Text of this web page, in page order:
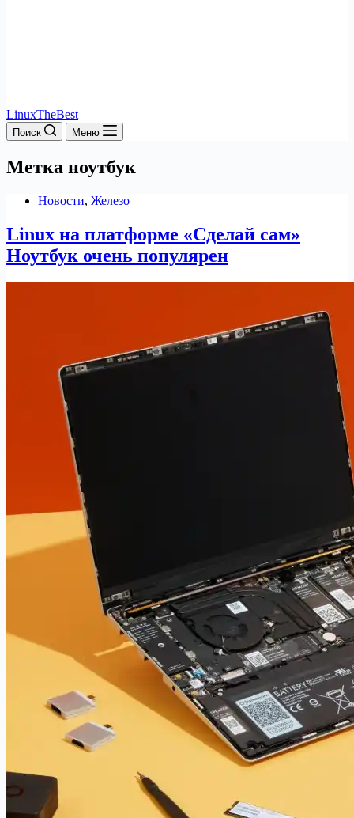
LinuxTheBest
Поиск Меню
Метка ноутбук
Новости, Железо
Linux на платформе «Сделай сам»
Ноутбук очень популярен